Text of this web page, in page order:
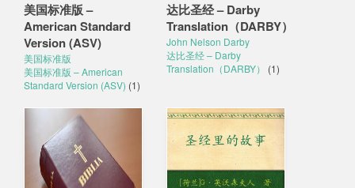
美国标准版 –
American Standard
Version (ASV)
美国标准版
美国标准版 – American
Standard Version (ASV) (1)
达比圣经 – Darby
Translation（DARBY）
John Nelson Darby
达比圣经 – Darby
Translation（DARBY） (1)